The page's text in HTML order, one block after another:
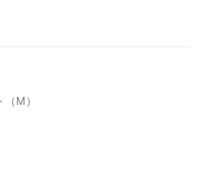
絵本化。
差しは [+挿画51作品版]
風 猛 -リリカゼタケル
8oNk92Q
M）